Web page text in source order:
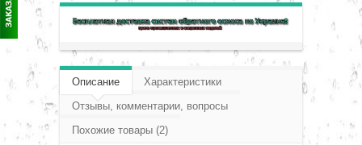
обратного осмоса
Фитинг, переходники, соединения, клапана,
фурнитура
Organic фитинг и фурнитура
Описание
Характеристики
Отзывы, комментарии, вопросы
Похожие товары (2)